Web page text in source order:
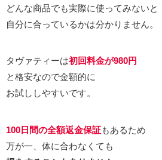
どんな商品でも実際に使ってみないと
自分に合っているかは分かりません。
タヴァティーは初回料金が980円
と格安なので金額的に
お試ししやすいです。
100日間の全額返金保証もあるため
万が一、体に合わなくても